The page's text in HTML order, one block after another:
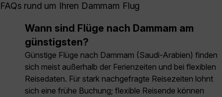
FAQs rund um Ihren Dammam Flug
Wann sind Flüge nach Dammam am
günstigsten?
Günstige Flüge nach Dammam (Saudi-Arabien) finden
sich meist außerhalb der Ferienzeiten und bei flexiblen
Reisedaten. Für stark nachgefragte Reisezeiten lohnt
sich eine frühe Buchung; flexible Reisende können